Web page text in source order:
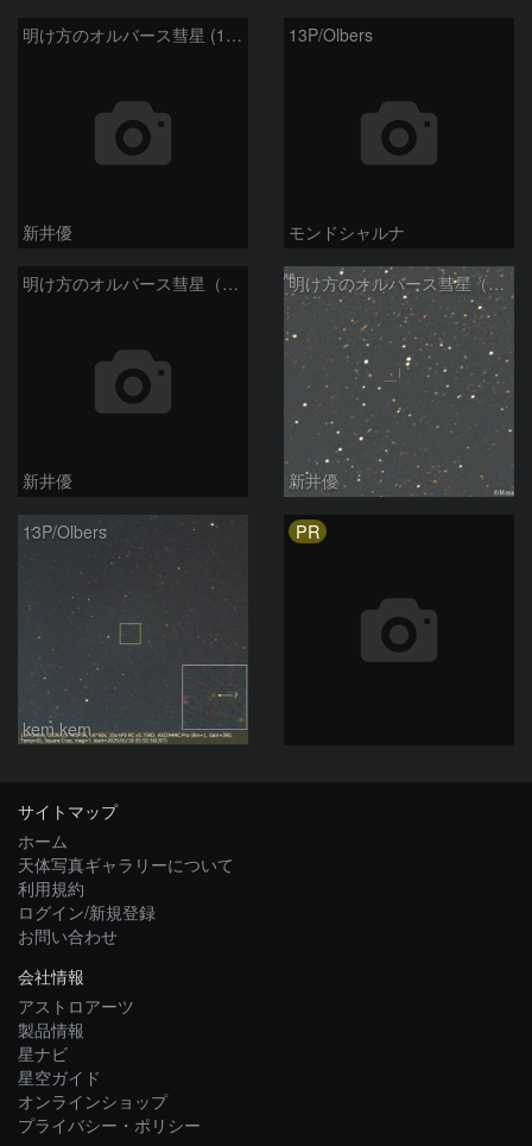
明け方のオルバース彗星 (13P)：2025/02/05
新井優
13P/Olbers
モンドシャルナ
明け方のオルバース彗星（13P)：2025/01/30
新井優
明け方のオルバース彗星（13P)：2025/01/27
新井優
13P/Olbers
kem.kem
PR
サイトマップ
ホーム
天体写真ギャラリーについて
利用規約
ログイン/新規登録
お問い合わせ
会社情報
アストロアーツ
製品情報
星ナビ
星空ガイド
オンラインショップ
プライバシー・ポリシー